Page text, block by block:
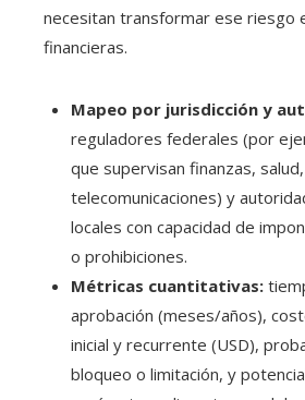
necesitan transformar ese riesgo
financieras.
Mapeo por jurisdicción y
reguladores federales (por
que supervisan finanzas, salud,
telecomunicaciones) y
locales con capacidad de
o prohibiciones.
Métricas cuantitativas:
aprobación (meses/años),
inicial y recurrente (USD),
bloqueo o limitación, y